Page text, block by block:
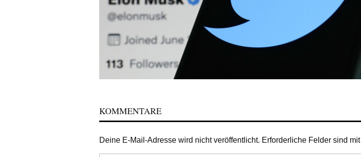
KOMMENTARE
Deine E-Mail-Adresse wird nicht veröffentlicht. Erforderliche Felder sind mit